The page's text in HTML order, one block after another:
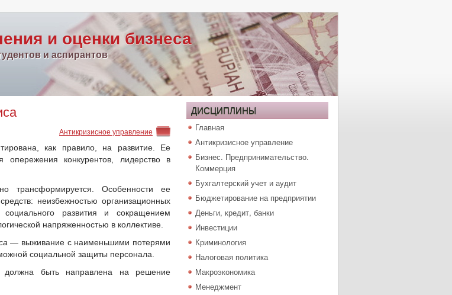
и оценки бизнеса
и аспирантов
Антикризисное управление
как правило, на развитие. Ее
опережения конкурентов, лидерство в
трансформируется. Особенности ее
неизбежностью организационных
развития и сокращением
напряженностью в коллективе.
— выживание с наименьшими потерями
социальной защиты персонала.
должна быть направлена на решение
ДИСЦИПЛИНЫ
Главная
Антикризисное управление
Бизнес. Предпринимательство.
Коммерция
Бухгалтерский учет и аудит
Бюджетирование на предприятии
Деньги, кредит, банки
Инвестиции
Криминология
Налоговая политика
Макроэкономика
Менеджмент